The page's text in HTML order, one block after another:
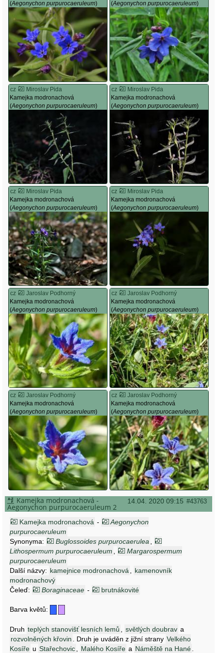
(Aegonychon purpurocaeruleum) (Aegonychon purpurocaeruleum)
cz
Miroslav Pida
Kamejka modronachová
(Aegonychon purpurocaeruleum)
cz
Miroslav Pida
Kamejka modronachová
(Aegonychon purpurocaeruleum)
cz
Miroslav Pida
Kamejka modronachová
(Aegonychon purpurocaeruleum)
cz
Miroslav Pida
Kamejka modronachová
(Aegonychon purpurocaeruleum)
cz
Jaroslav Podhorný
Kamejka modronachová
(Aegonychon purpurocaeruleum)
cz
Jaroslav Podhorný
Kamejka modronachová
(Aegonychon purpurocaeruleum)
cz
Jaroslav Podhorný
Kamejka modronachová
(Aegonychon purpurocaeruleum)
cz
Jaroslav Podhorný
Kamejka modronachová
(Aegonychon purpurocaeruleum)
14.04. 2020 09:15 #43763
Kamejka modronachová -
Aegonychon purpurocaeruleum 2
Kamejka modronachová -
Aegonychon
purpurocaeruleum
Synonyma:
Buglossoides purpurocaerulea
Lithospermum purpurocaeruleum
Margarospermum
purpurocaeruleum
Další názvy: kamejnice modronachová
kamenovník
modronachový
Čeleď:
Boraginaceae - brutnákovité
Barva květů:
Druh teplých stanovišť lesních lemů světlých doubrav a
rozvolněných křovin
. Druh je uváděn z jižní strany Velkého
Kosíře u Stařechovic Malého Kosíře a Náměště na Hané